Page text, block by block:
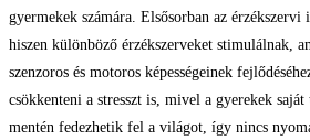
gyermekek számára. Elsősorban az
hiszen különböző érzékszerveket stimulálnak,
szenzoros és motoros képességeinek
csökkenteni a stresszt is, mivel a gyerekek
mentén fedezhetik fel a világot, így nincs